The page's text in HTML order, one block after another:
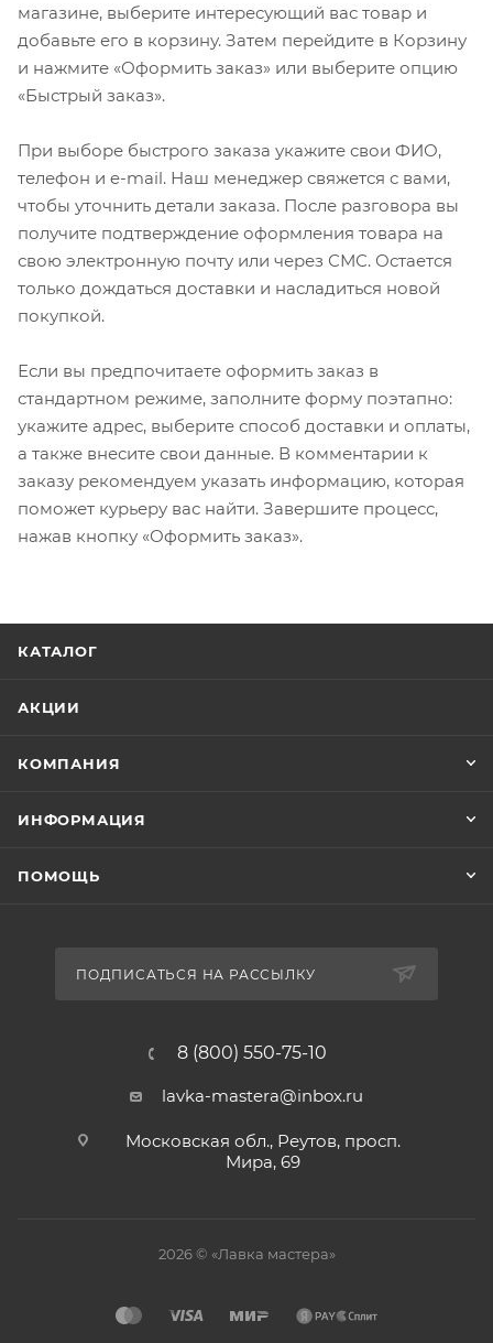
магазине, выберите интересующий вас товар и
добавьте его в корзину. Затем перейдите в Корзину
и нажмите «Оформить заказ» или выберите опцию
«Быстрый заказ».
При выборе быстрого заказа укажите свои ФИО,
телефон и e-mail. Наш менеджер свяжется с вами,
чтобы уточнить детали заказа. После разговора вы
получите подтверждение оформления товара на
свою электронную почту или через СМС. Остается
только дождаться доставки и насладиться новой
покупкой.
Если вы предпочитаете оформить заказ в
стандартном режиме, заполните форму поэтапно:
укажите адрес, выберите способ доставки и оплаты,
а также внесите свои данные. В комментарии к
заказу рекомендуем указать информацию, которая
поможет курьеру вас найти. Завершите процесс,
нажав кнопку «Оформить заказ».
КАТАЛОГ
АКЦИИ
КОМПАНИЯ
ИНФОРМАЦИЯ
ПОМОЩЬ
ПОДПИСАТЬСЯ НА РАССЫЛКУ
8 (800) 550-75-10
lavka-mastera@inbox.ru
Московская обл., Реутов, просп.
Мира, 69
2026 © «Лавка мастера»